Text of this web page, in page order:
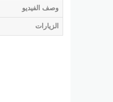
وصف الفيديو
الزيارات